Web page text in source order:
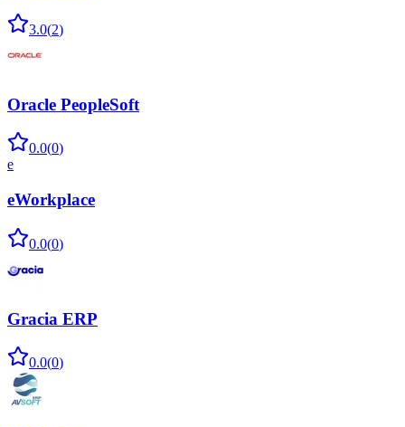
3.0(2)
Oracle PeopleSoft
0.0(0)
e
eWorkplace
0.0(0)
Gracia ERP
0.0(0)